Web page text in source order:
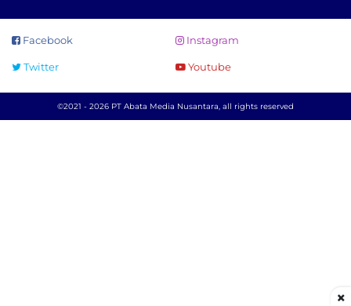
Facebook Instagram
Twitter Youtube
©2021 - 2026 PT Abata Media Nusantara, all rights reserved
×